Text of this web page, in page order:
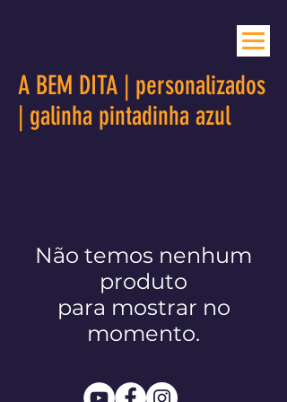
A BEM DITA | personalizados
| galinha pintadinha azul
Não temos nenhum
produto
para mostrar no
momento.